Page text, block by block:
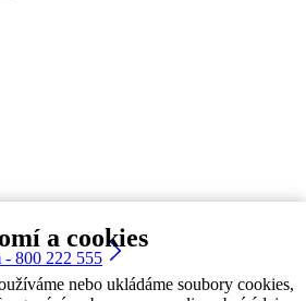
a cookies
nebo ukládáme soubory cookies,
- 800 222 555